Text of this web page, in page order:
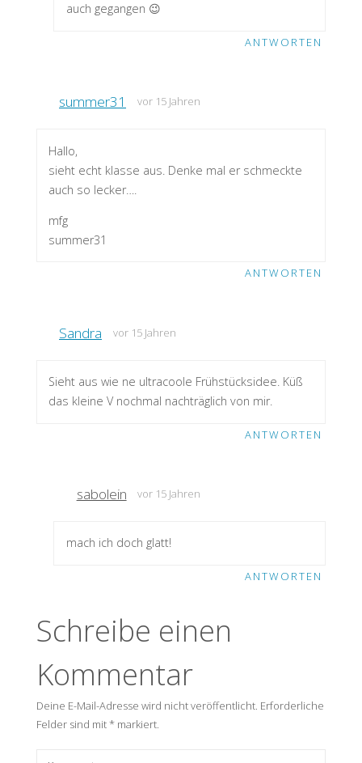
auch gegangen 😉
ANTWORTEN
summer31 vor 15 Jahren
Hallo,
sieht echt klasse aus. Denke mal er schmeckte
auch so lecker….
mfg
summer31
ANTWORTEN
Sandra vor 15 Jahren
Sieht aus wie ne ultracoole Frühstücksidee. Küß
das kleine V nochmal nachträglich von mir.
ANTWORTEN
sabolein vor 15 Jahren
mach ich doch glatt!
ANTWORTEN
Schreibe einen
Kommentar
Deine E-Mail-Adresse wird nicht veröffentlicht. Erforderliche
Felder sind mit*markiert.